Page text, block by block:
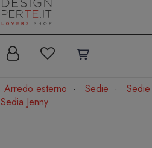
Arredo esterno Sedie
Sedie
Sedia Jenny